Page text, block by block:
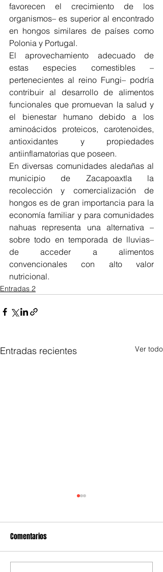
favorecen el crecimiento de los
organismos– es superior al encontrado
en hongos similares de países como
Polonia y Portugal.
El aprovechamiento adecuado de
estas especies comestibles –
pertenecientes al reino Fungi– podría
contribuir al desarrollo de alimentos
funcionales que promuevan la salud y
el bienestar humano debido a los
aminoácidos proteicos, carotenoides,
antioxidantes y propiedades
antiinflamatorias que poseen.
En diversas comunidades aledañas al
municipio de Zacapoaxtla la
recolección y comercialización de
hongos es de gran importancia para la
economía familiar y para comunidades
nahuas representa una alternativa –
sobre todo en temporada de lluvias–
de acceder a alimentos
convencionales con alto valor
nutricional.
Entradas 2
Entradas recientes Ver todo
Comentarios